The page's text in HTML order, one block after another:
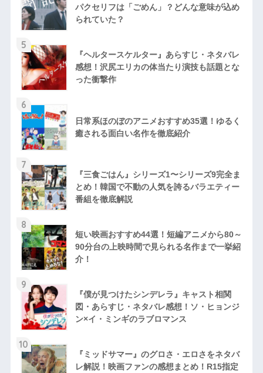
パクセリフは「ごめん」？どんな意味が込め
られていた？
5
『ヘルタースケルター』あらすじ・ネタバレ
感想！沢尻エリカの体当たり演技も話題とな
った衝撃作
6
日常系ほのぼのアニメおすすめ35選！ゆるく
癒される面白い名作を徹底紹介
7
『三食ごはん』シリーズ1〜シリーズ9完全ま
とめ！韓国で不動の人気を誇るバラエティー
番組を徹底解説
8
短い映画おすすめ44選！短編アニメから80～
90分台の上映時間で見られる名作まで一挙紹
介！
9
『僕が見つけたシンデレラ』キャスト相関
図・あらすじ・ネタバレ感想！ソ・ヒョンジ
ン×イ・ミンギのラブロマンス
10
『ミッドサマー』のグロさ・エロさをネタバ
レ解説！映画ファンの感想まとめ！R15指定